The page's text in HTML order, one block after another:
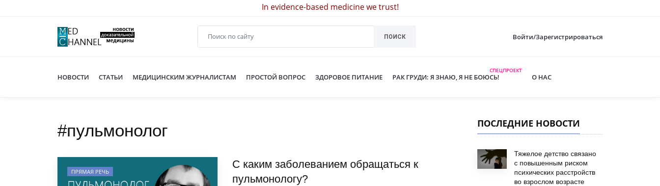
In evidence-based medicine we trust!
ПОИСК Войти/Зарегистрироваться
НОВОСТИ СТАТЬИ МЕДИЦИНСКИМ ЖУРНАЛИСТАМ ПРОСТОЙ ВОПРОС ЗДОРОВОЕ ПИТАНИЕ РАК ГРУДИ: Я ЗНАЮ, Я НЕ БОЮСЬ!
СПЕЦПРОЕКТ
О НАС
#пульмонолог
ПРЯМАЯ РЕЧЬ
С каким заболеванием обращаться к
пульмонологу?
ПОСЛЕДНИЕ НОВОСТИ
Тяжелое детство связано
с повышенным риском
психических расстройств
во взрослом возрасте